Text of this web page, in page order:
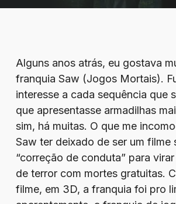
Alguns anos atrás, eu gostava
franquia Saw (Jogos Mortais).
interesse a cada sequência que
que apresentasse armadilhas
sim, há muitas. O que me
Saw ter deixado de ser um filme
“correção de conduta” para
de terror com mortes gratuitas.
filme, em 3D, a franquia foi pro